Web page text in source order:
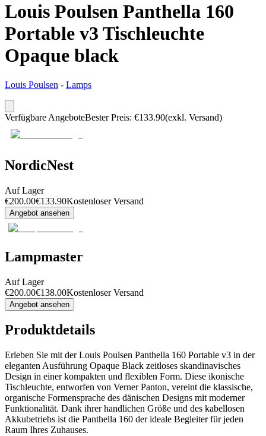
Louis Poulsen Panthella 160
Portable v3 Tischleuchte
Opaque black
Louis Poulsen - Lamps
Verfügbare AngeboteBester Preis: €133.90(exkl. Versand)
NordicNest
Auf Lager
€200.00€133.90Kostenloser Versand
Angebot ansehen
Lampmaster
Auf Lager
€200.00€138.00Kostenloser Versand
Angebot ansehen
Produktdetails
Erleben Sie mit der Louis Poulsen Panthella 160 Portable v3 in der
eleganten Ausführung Opaque Black zeitloses skandinavisches
Design in einer kompakten und flexiblen Form. Diese ikonische
Tischleuchte, entworfen von Verner Panton, vereint die klassische,
organische Formensprache des dänischen Designs mit moderner
Funktionalität. Dank ihrer handlichen Größe und des kabellosen
Akkubetriebs ist die Panthella 160 der ideale Begleiter für jeden
Raum Ihres Zuhauses.